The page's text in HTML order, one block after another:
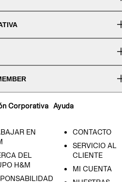
Corporativa
EN
DEL
H&M
Ayuda
CONTACTO
SERVICIO AL
CLIENTE
MI CUENTA